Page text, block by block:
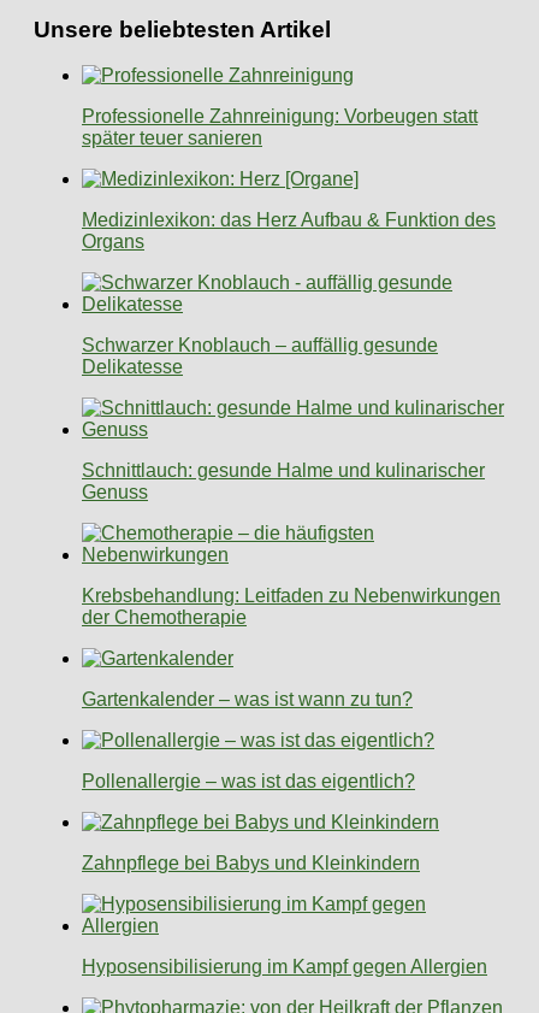
Unsere beliebtesten Artikel
Professionelle Zahnreinigung: Vorbeugen statt
später teuer sanieren
Medizinlexikon: das Herz Aufbau & Funktion des
Organs
Schwarzer Knoblauch – auffällig gesunde
Delikatesse
Schnittlauch: gesunde Halme und kulinarischer
Genuss
Krebsbehandlung: Leitfaden zu Nebenwirkungen
der Chemotherapie
Gartenkalender – was ist wann zu tun?
Pollenallergie – was ist das eigentlich?
Zahnpflege bei Babys und Kleinkindern
Hyposensibilisierung im Kampf gegen Allergien